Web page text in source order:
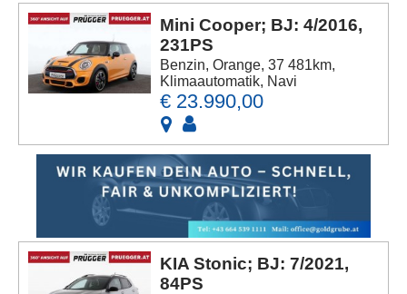
Mini Cooper; BJ: 4/2016,
231PS
Benzin, Orange, 37 481km,
Klimaautomatik, Navi
€ 23.990,00
KIA Stonic; BJ: 7/2021,
84PS